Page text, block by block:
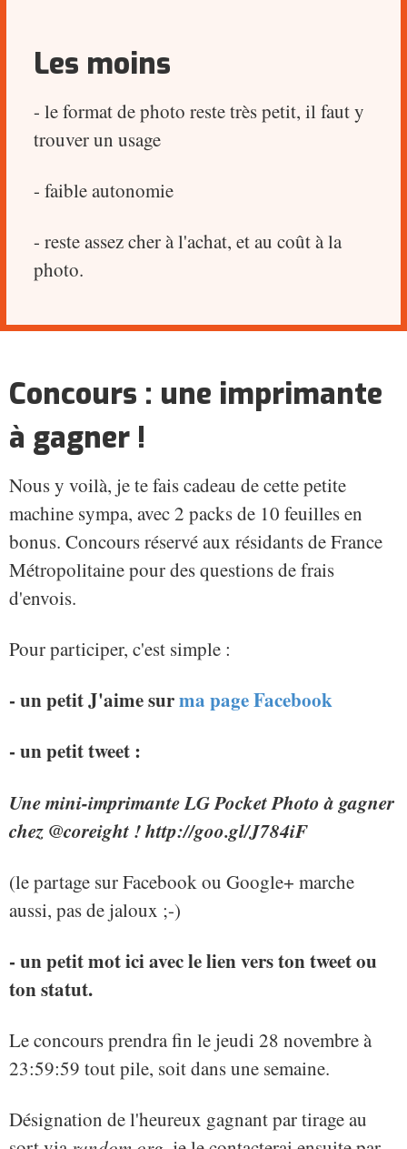
Les moins
- le format de photo reste très petit, il faut y
trouver un usage
- faible autonomie
- reste assez cher à l'achat, et au coût à la
photo.
Concours : une imprimante
à gagner !
Nous y voilà, je te fais cadeau de cette petite
machine sympa, avec 2 packs de 10 feuilles en
bonus. Concours réservé aux résidants de France
Métropolitaine pour des questions de frais
d'envois.
Pour participer, c'est simple :
- un petit J'aime surma page Facebook
- un petit tweet :
Une mini-imprimante LG Pocket Photo à gagner
chez @coreight ! http://goo.gl/J784iF
(le partage sur Facebook ou Google+ marche
aussi, pas de jaloux ;-)
- un petit mot ici avec le lien vers ton tweet ou
ton statut.
Le concours prendra fin le jeudi 28 novembre à
23:59:59 tout pile, soit dans une semaine.
Désignation de l'heureux gagnant par tirage au